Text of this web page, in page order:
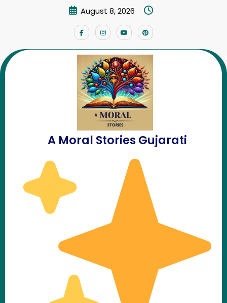
August 8, 2026
A Moral Stories Gujarati